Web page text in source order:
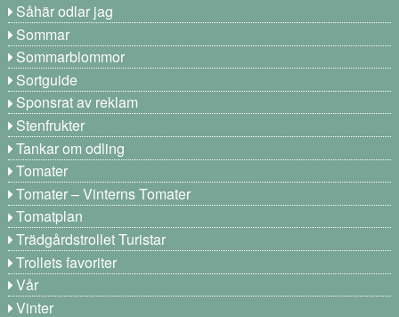
Såhär odlar jag
Sommar
Sommarblommor
Sortguide
Sponsrat av reklam
Stenfrukter
Tankar om odling
Tomater
Tomater – Vinterns Tomater
Tomatplan
Trädgårdstrollet Turistar
Trollets favoriter
Vår
Vinter